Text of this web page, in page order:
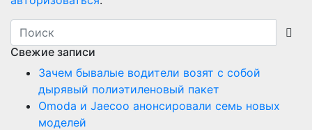
Свежие записи
Зачем бывалые водители возят с собой
дырявый полиэтиленовый пакет
Оmoda и Jaecoo анонсировали семь новых
моделей